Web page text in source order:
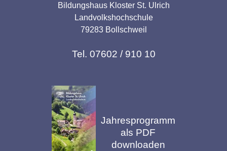
Bildungshaus Kloster St. Ulrich
Landvolkshochschule
79283 Bollschweil
Tel. 07602 / 910 10
Jahresprogramm
als PDF
downloaden